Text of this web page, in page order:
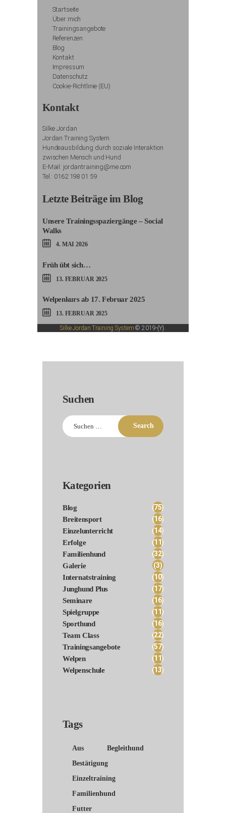
Startseite
Über mich
Trainingsangebote
Referenzen
Blog
Kontakt
Impressum
Datenschutz
Cookie-Richtlinie (EU)
Kontakt
Silke Jordan
Jordan Training System
Hundeausbildung durch soziale Interaktion
zwischen Mensch und Hund
E-Mail: jordantraining@me.com
Tel.: 0162 198 01 59
Letzte Beiträge im Blog
Unsere Trainingsspaziergänge – Social
Walks
4. MAI 2026
Früh übt sich…
13. FEBRUAR 2025
Welpenkurs ab 17. Februar 2025
13. FEBRUAR 2025
Silke Jordan Training System © 2019-{Y}.
Suchen
Suchen
nach:
Kategorien
Blog (75)
Breitensport (16)
Einzelunterricht (14)
Erfolge (11)
Familienhund (32)
Galerie (3)
Internatstraining (10)
Junghund Plus (17)
Seminare (16)
Spielgruppe (11)
Sporthund (16)
Team Class (22)
Trainingsangebote (57)
Welpen (11)
Welpenschule (13)
Tags
Aus
Begleithund
Bestätigung
Einzeltraining
Familienhund
Futter